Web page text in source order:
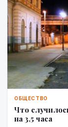
ОБЩЕСТВО
Что
на 3,5 часа